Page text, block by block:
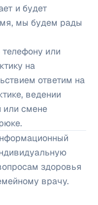
и будет
мы будем рады
телефону или
на
ответим на
ведении
или смене
здоровья
врачу.